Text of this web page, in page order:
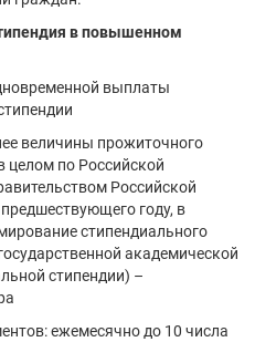
в повышенном
выплаты
величины прожиточного
целом по Российской
Российской
году, в
стипендиального
академической
стипендии) –
ежемесячно до 10 числа